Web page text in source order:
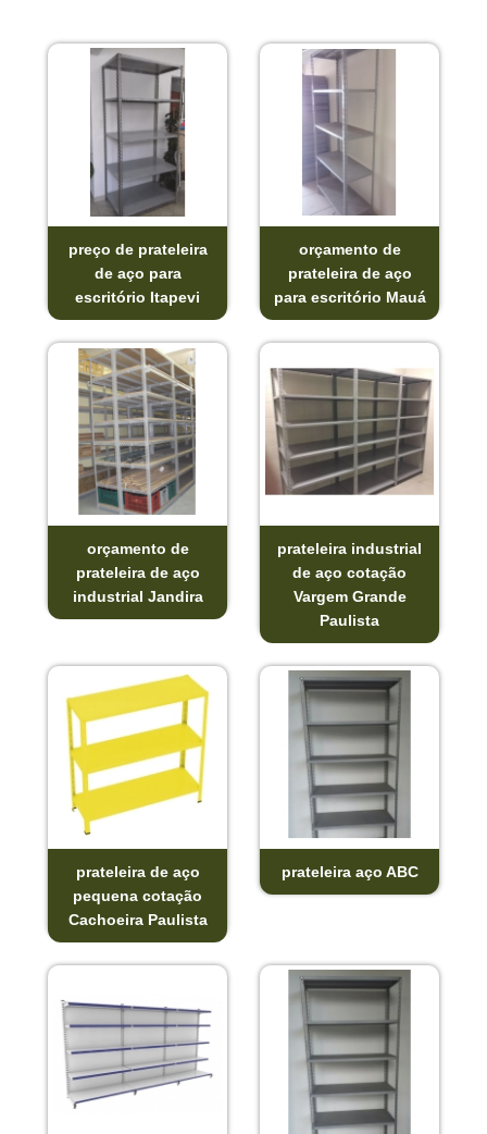
preço de prateleira
de aço para
escritório Itapevi
orçamento de
prateleira de aço
para escritório Mauá
orçamento de
prateleira de aço
industrial Jandira
prateleira industrial
de aço cotação
Vargem Grande
Paulista
prateleira de aço
pequena cotação
Cachoeira Paulista
prateleira aço ABC